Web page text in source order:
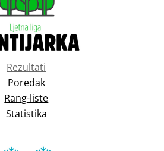
Rezultati
Poredak
Rang-liste
Statistika